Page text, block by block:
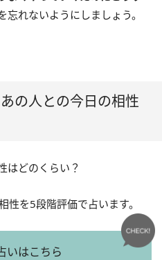
忘れないようにしましょう。
の人との今日の相性
はどのくらい？
性を5段階評価で占います。
いはこちら